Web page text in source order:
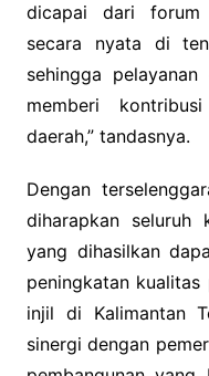
dicapai dari forum
secara nyata di
sehingga
memberi
daerah,” tandasnya.
Dengan
diharapkan seluruh
yang dihasilkan
peningkatan kualitas
injil di Kalimantan
sinergi dengan